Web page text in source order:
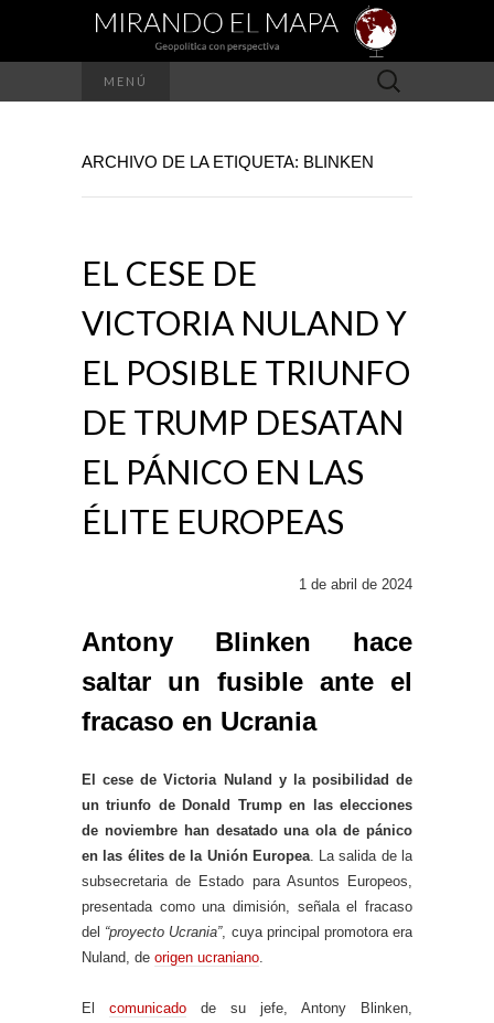
MENÚ Buscar:
ARCHIVO DE LA ETIQUETA: BLINKEN
EL CESE DE
VICTORIA NULAND Y
EL POSIBLE TRIUNFO
DE TRUMP DESATAN
EL PÁNICO EN LAS
ÉLITE EUROPEAS
1 de abril de 2024
Antony Blinken hace
saltar un fusible ante el
fracaso en Ucrania
El cese de Victoria Nuland y la posibilidad de
un triunfo de Donald Trump en las elecciones
de noviembre han desatado una ola de pánico
en las élites de la Unión Europea. La salida de la
subsecretaria de Estado para Asuntos Europeos,
presentada como una dimisión, señala el fracaso
del “proyecto Ucrania”, cuya principal promotora era
Nuland, de origen ucraniano
El comunicado de su jefe, Antony Blinken,